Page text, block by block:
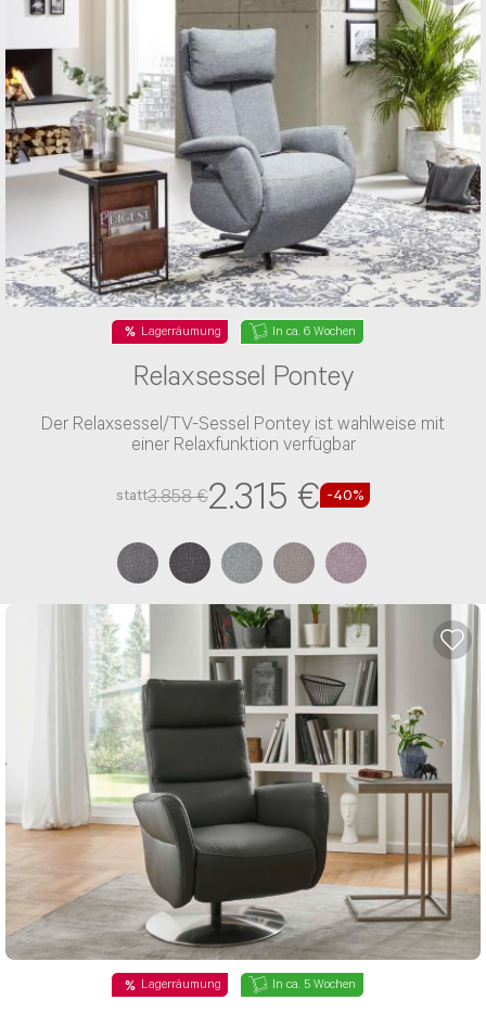
Lagerräumung In ca. 6 Wochen
Relaxsessel Pontey
Der Relaxsessel/TV-Sessel Pontey ist wahlweise mit
einer Relaxfunktion verfügbar
statt3.858 €2.315 € -40%
Lagerräumung In ca. 5 Wochen